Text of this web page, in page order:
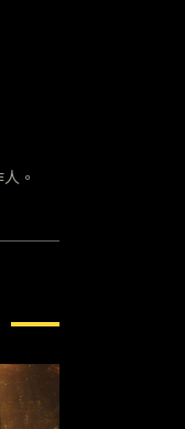
。